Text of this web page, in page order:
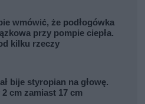
wmówić, że podłogówka
przy pompie ciepła.
kilku rzeczy
bije styropian na głowę.
cm zamiast 17 cm